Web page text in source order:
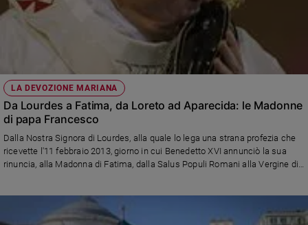
LA DEVOZIONE MARIANA
Da Lourdes a Fatima, da Loreto ad Aparecida: le Madonne
di papa Francesco
Dalla Nostra Signora di Lourdes, alla quale lo lega una strana profezia che
ricevette l'11 febbraio 2013, giorno in cui Benedetto XVI annunciò la sua
rinuncia, alla Madonna di Fatima, dalla Salus Populi Romani alla Vergine di